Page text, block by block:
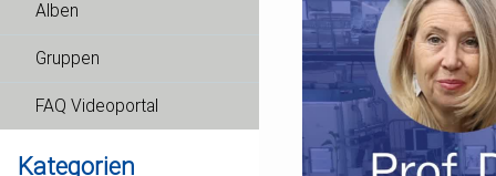
Alben
Gruppen
FAQ Videoportal
Kategorien